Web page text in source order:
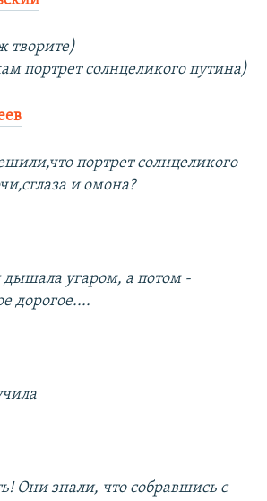
творите)
портрет солнцеликого путина)
портрет солнцеликого
и омона?
дышала угаром, а потом -
дорогое....
Они знали, что собравшись с